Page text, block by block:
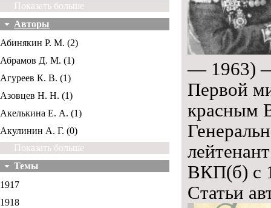
Показать больше
Авторы
Абинякин Р. М. (2)
Абрамов Д. М. (1)
Агуреев К. В. (1)
Азовцев Н. Н. (1)
Акелькина Е. А. (1)
Акулинин А. Г. (0)
Показать больше
Темы
1917
1918
— 1963) —
Первой
красным
ВКП(б) с
Статьи